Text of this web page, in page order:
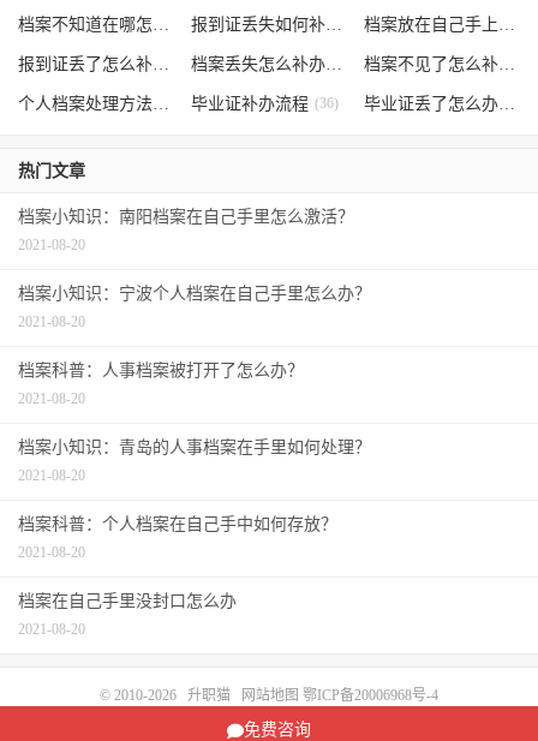
档案不知道在哪怎么办 (62) 报到证丢失如何补办 (54) 档案放在自己手上
报到证丢了怎么补办 (52) 档案丢失怎么补办 档案不见了怎么补办
个人档案处理方法 毕业证补办流程 (36) 毕业证丢了怎么办
热门文章
档案小知识：南阳档案在自己手里怎么激活？
2021-08-20
档案小知识：宁波个人档案在自己手里怎么办？
2021-08-20
档案科普：人事档案被打开了怎么办？
2021-08-20
档案小知识：青岛的人事档案在手里如何处理？
2021-08-20
档案科普：个人档案在自己手中如何存放？
2021-08-20
档案在自己手里没封口怎么办
2021-08-20
© 2010-2026 升职猫 网站地图 鄂ICP备20006968号-4
请求次数：87 次，加载用时：0.147 秒，内存占用：6.90 MB
免费咨询